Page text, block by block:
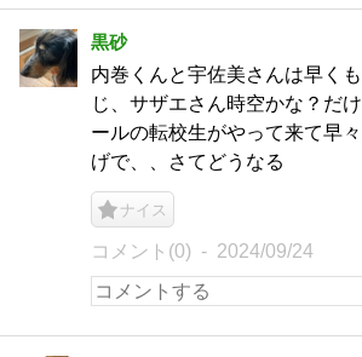
黒砂
内巻くんと宇佐美さんは早く
じ、サザエさん時空かな？だ
ールの転校生がやって来て早
げで、、さてどうなる
ナイス
コメント(0) 2024/09/24